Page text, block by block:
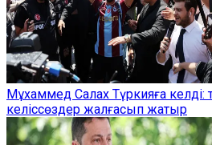
Мұхаммед Салах Түркияға келді:
келіссөздер жалғасып жатыр